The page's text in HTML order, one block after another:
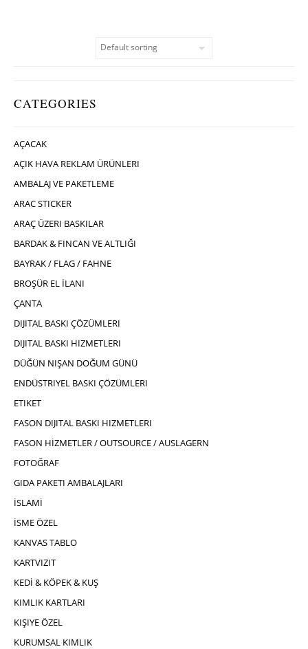
CATEGORIES
AÇACAK
AÇIK HAVA REKLAM ÜRÜNLERI
AMBALAJ VE PAKETLEME
ARAC STICKER
ARAÇ ÜZERI BASKILAR
BARDAK & FINCAN VE ALTLIĞI
BAYRAK / FLAG / FAHNE
BROŞÜR EL İLANI
ÇANTA
DIJITAL BASKI ÇÖZÜMLERI
DIJITAL BASKI HIZMETLERI
DÜĞÜN NIŞAN DOĞUM GÜNÜ
ENDÜSTRIYEL BASKI ÇÖZÜMLERI
ETIKET
FASON DIJITAL BASKI HIZMETLERI
FASON HİZMETLER / OUTSOURCE / AUSLAGERN
FOTOĞRAF
GIDA PAKETI AMBALAJLARI
İSLAMİ
İSME ÖZEL
KANVAS TABLO
KARTVIZIT
KEDİ & KÖPEK & KUŞ
KIMLIK KARTLARI
KIŞIYE ÖZEL
KURUMSAL KIMLIK